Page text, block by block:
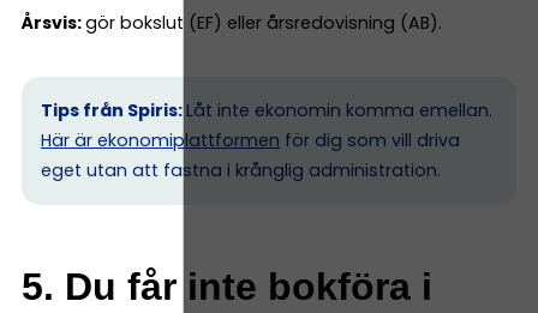
Årsvis:gör bokslut (EF) eller årsredovisning (AB).
Tips från Spiris: Låt inte ekonomin komma emellan.
Här är ekonomiplattformen för dig som vill driva
eget utan att fastna i krånglig administration.
5. Du får inte bokföra i